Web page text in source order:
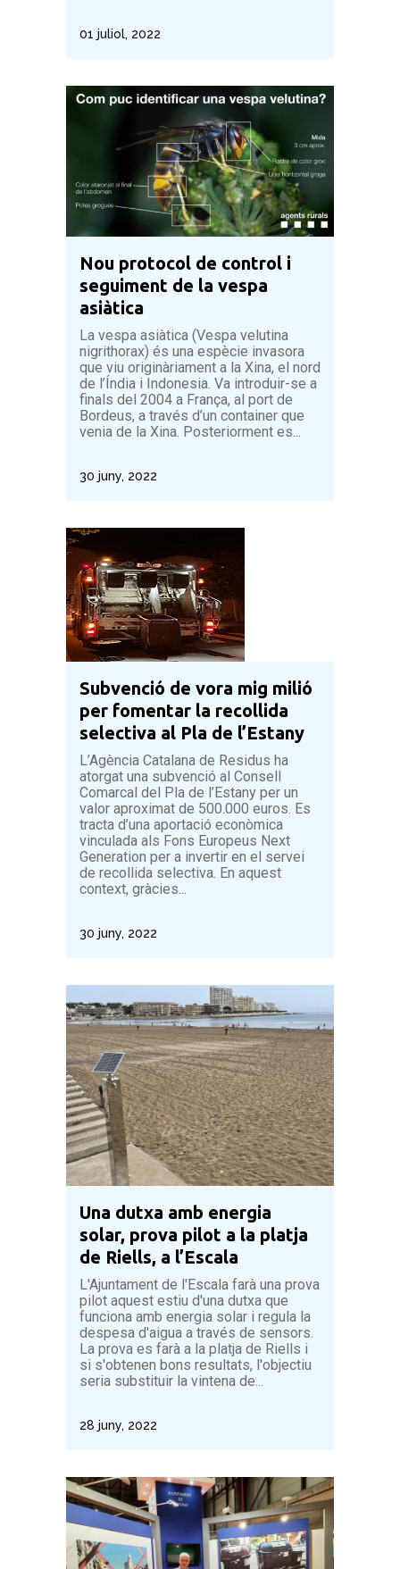
01 juliol, 2022
Nou protocol de control i
seguiment de la vespa
asiàtica
La vespa asiàtica (Vespa velutina
nigrithorax) és una espècie invasora
que viu originàriament a la Xina, el nord
de l’Índia i Indonesia. Va introduir-se a
finals del 2004 a França, al port de
Bordeus, a través d’un container que
venia de la Xina. Posteriorment es...
30 juny, 2022
Subvenció de vora mig milió
per fomentar la recollida
selectiva al Pla de l’Estany
L’Agència Catalana de Residus ha
atorgat una subvenció al Consell
Comarcal del Pla de l’Estany per un
valor aproximat de 500.000 euros. Es
tracta d’una aportació econòmica
vinculada als Fons Europeus Next
Generation per a invertir en el servei
de recollida selectiva. En aquest
context, gràcies...
30 juny, 2022
Una dutxa amb energia
solar, prova pilot a la platja
de Riells, a l’Escala
L'Ajuntament de l'Escala farà una prova
pilot aquest estiu d'una dutxa que
funciona amb energia solar i regula la
despesa d'aigua a través de sensors.
La prova es farà a la platja de Riells i
si s'obtenen bons resultats, l'objectiu
seria substituir la vintena de...
28 juny, 2022